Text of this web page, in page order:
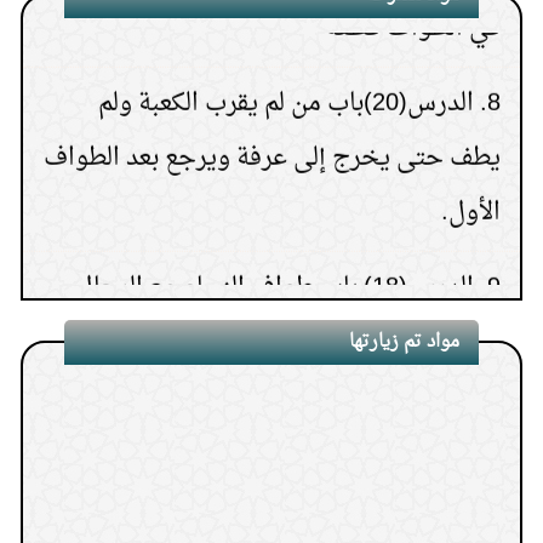
الدرس(20)باب من لم يقرب الكعبة ولم
يطف حتى يخرج إلى عرفة ويرجع بعد الطواف
الأول.
الدرس(18) باب طواف النساء مع الرجال.
10. الدرس (25) باب صوم يوم عرفة.
مواد تم زيارتها